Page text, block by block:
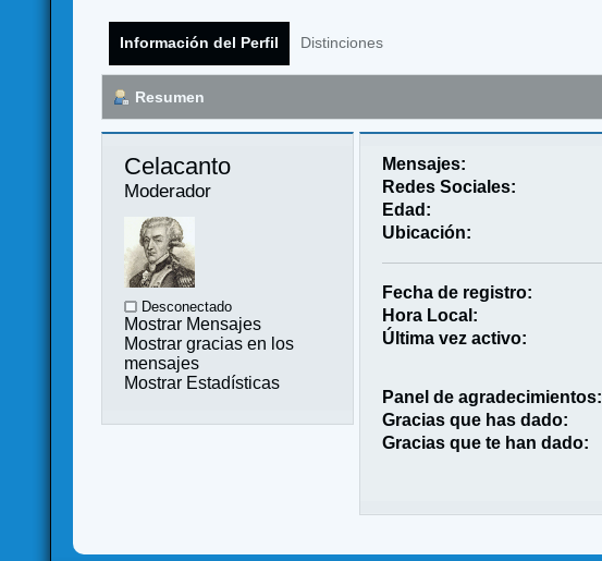
Información del Perfil Distinciones
Resumen
Celacanto
Moderador
Desconectado
Mostrar Mensajes
Mostrar gracias en los
mensajes
Mostrar Estadísticas
Mensajes:
Redes Sociales:
Edad:
Ubicación:
Fecha de registro:
Hora Local:
Última vez activo:
Panel de agradecimientos:
Gracias que has dado:
Gracias que te han dado: